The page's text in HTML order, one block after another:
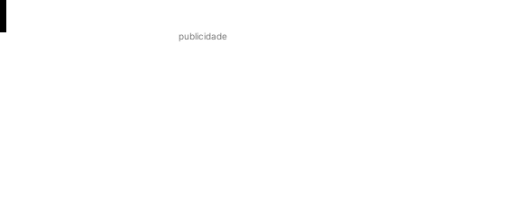
publicidade